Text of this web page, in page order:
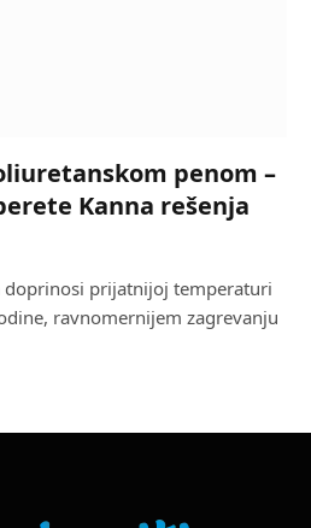
penom –
Kanna rešenja
doprinosi prijatnijoj temperaturi
ravnomernijem zagrevanju